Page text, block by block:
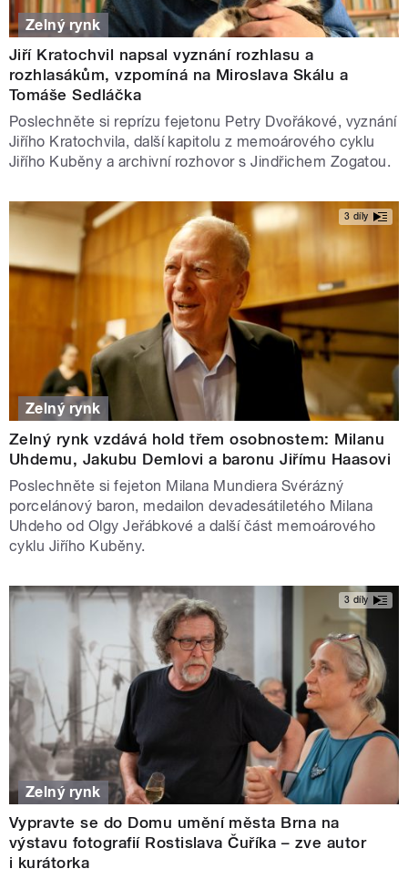
Zelný rynk
Jiří Kratochvil napsal vyznání rozhlasu a
rozhlasákům, vzpomíná na Miroslava Skálu a
Tomáše Sedláčka
Poslechněte si reprízu fejetonu Petry Dvořákové, vyznání
Jiřího Kratochvila, další kapitolu z memoárového cyklu
Jiřího Kuběny a archivní rozhovor s Jindřichem Zogatou.
3 díly
Zelný rynk
Zelný rynk vzdává hold třem osobnostem: Milanu
Uhdemu, Jakubu Demlovi a baronu Jiřímu Haasovi
Poslechněte si fejeton Milana Mundiera Svérázný
porcelánový baron, medailon devadesátiletého Milana
Uhdeho od Olgy Jeřábkové a další část memoárového
cyklu Jiřího Kuběny.
3 díly
Zelný rynk
Vypravte se do Domu umění města Brna na
výstavu fotografií Rostislava Čuříka – zve autor
i kurátorka